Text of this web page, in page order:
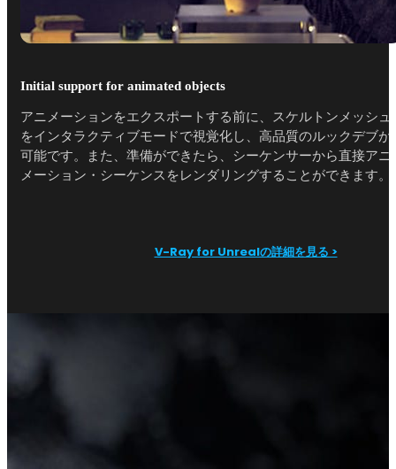
Initial support for animated objects
アニメーションをエクスポートする前に、スケルトンメッシュ
をインタラクティブモードで視覚化し、高品質のルックデブが
可能です。また、準備ができたら、シーケンサーから直接アニ
メーション・シーケンスをレンダリングすることができます。
V-Ray for Unrealの詳細を見る >